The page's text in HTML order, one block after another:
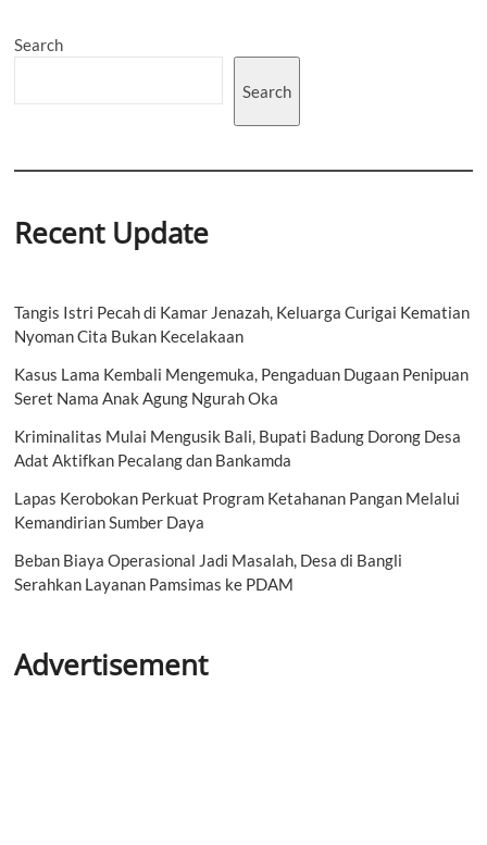
Search
Search
Recent Update
Tangis Istri Pecah di Kamar Jenazah, Keluarga Curigai Kematian
Nyoman Cita Bukan Kecelakaan
Kasus Lama Kembali Mengemuka, Pengaduan Dugaan Penipuan
Seret Nama Anak Agung Ngurah Oka
Kriminalitas Mulai Mengusik Bali, Bupati Badung Dorong Desa
Adat Aktifkan Pecalang dan Bankamda
Lapas Kerobokan Perkuat Program Ketahanan Pangan Melalui
Kemandirian Sumber Daya
Beban Biaya Operasional Jadi Masalah, Desa di Bangli
Serahkan Layanan Pamsimas ke PDAM
Advertisement